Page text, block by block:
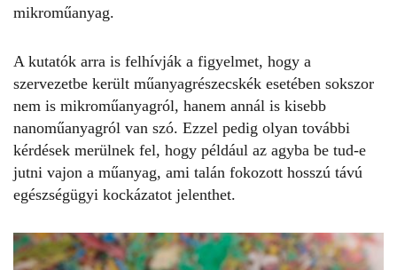
mikroműanyag.
A kutatók arra is felhívják a figyelmet, hogy a
szervezetbe került műanyagrészecskék esetében sokszor
nem is mikroműanyagról, hanem annál is kisebb
nanoműanyagról van szó. Ezzel pedig olyan további
kérdések merülnek fel, hogy például az agyba be tud-e
jutni vajon a műanyag, ami talán fokozott hosszú távú
egészségügyi kockázatot jelenthet.